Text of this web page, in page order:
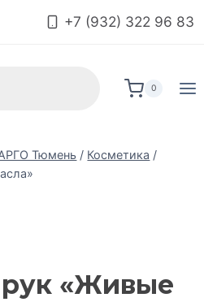
+7 (932) 322 96 83
0
Тюмень / Косметика /
«Живые